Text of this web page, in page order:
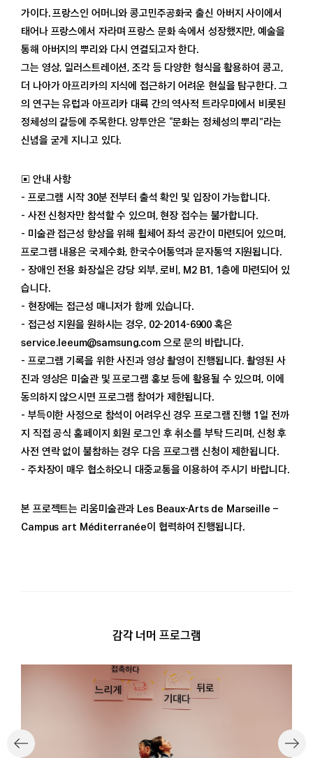
가이다. 프랑스인 어머니와 콩고민주공화국 출신 아버지 사이에서
태어나 프랑스에서 자라며 프랑스 문화 속에서 성장했지만, 예술을
통해 아버지의 뿌리와 다시 연결되고자 한다.
그는 영상, 일러스트레이션, 조각 등 다양한 형식을 활용하여 콩고,
더 나아가 아프리카의 지식에 접근하기 어려운 현실을 탐구한다. 그
의 연구는 유럽과 아프리카 대륙 간의 역사적 트라우마에서 비롯된
정체성의 갈등에 주목한다. 앙투안은 “문화는 정체성의 뿌리”라는
신념을 굳게 지니고 있다.
▣ 안내 사항
- 프로그램 시작 30분 전부터 출석 확인 및 입장이 가능합니다.
- 사전 신청자만 참석할 수 있으며, 현장 접수는 불가합니다.
- 미술관 접근성 향상을 위해 휠체어 좌석 공간이 마련되어 있으며,
프로그램 내용은 국제수화, 한국수어통역과 문자통역 지원됩니다.
- 장애인 전용 화장실은 강당 외부, 로비, M2 B1, 1층에 마련되어 있
습니다.
- 현장에는 접근성 매니저가 함께 있습니다.
- 접근성 지원을 원하시는 경우, 02-2014-6900 혹은
service.leeum@samsung.com 으로 문의 바랍니다.
- 프로그램 기록을 위한 사진과 영상 촬영이 진행됩니다. 촬영된 사
진과 영상은 미술관 및 프로그램 홍보 등에 활용될 수 있으며, 이에
동의하지 않으시면 프로그램 참여가 제한됩니다.
- 부득이한 사정으로 참석이 어려우신 경우 프로그램 진행 1일 전까
지 직접 공식 홈페이지 회원 로그인 후 취소를 부탁 드리며, 신청 후
사전 연락 없이 불참하는 경우 다음 프로그램 신청이 제한됩니다.
- 주차장이 매우 협소하오니 대중교통을 이용하여 주시기 바랍니다.
본 프로젝트는 리움미술관과 Les Beaux-Arts de Marseille –
Campus art Méditerranée이 협력하여 진행됩니다.
감각 너머 프로그램